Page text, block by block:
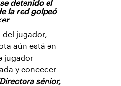
detenido el
la red golpeó
del jugador,
aún está en
jugador
y conceder
sénior,